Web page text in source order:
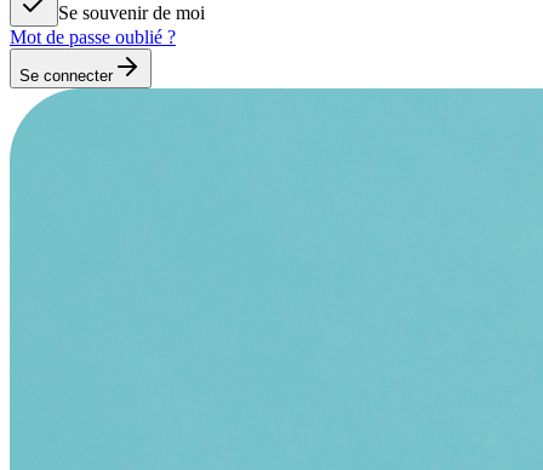
Se souvenir de moi
Mot de passe oublié ?
Se connecter